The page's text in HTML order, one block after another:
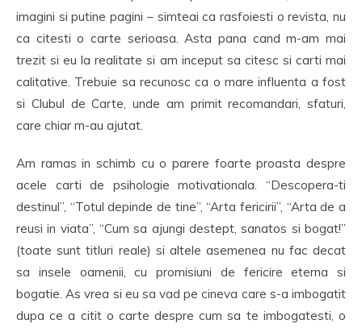
imagini si putine pagini – simteai ca rasfoiesti o revista, nu
ca citesti o carte serioasa. Asta pana cand m-am mai
trezit si eu la realitate si am inceput sa citesc si carti mai
calitative. Trebuie sa recunosc ca o mare influenta a fost
si Clubul de Carte, unde am primit recomandari, sfaturi,
care chiar m-au ajutat.
Am ramas in schimb cu o parere foarte proasta despre
acele carti de psihologie motivationala. “Descopera-ti
destinul”, “Totul depinde de tine”, “Arta fericirii”, “Arta de a
reusi in viata”, “Cum sa ajungi destept, sanatos si bogat!”
(toate sunt titluri reale) si altele asemenea nu fac decat
sa insele oamenii, cu promisiuni de fericire eterna si
bogatie. As vrea si eu sa vad pe cineva care s-a imbogatit
dupa ce a citit o carte despre cum sa te imbogatesti, o